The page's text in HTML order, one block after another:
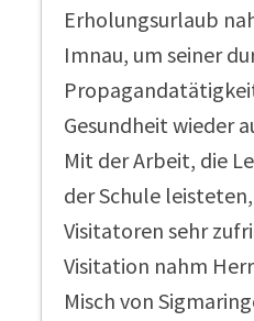
Erholungsurlaub
Imnau, um seiner
Gesundheit wieder
Mit der Arbeit, die
der Schule
Visitatoren sehr
Visitation nahm
Misch von